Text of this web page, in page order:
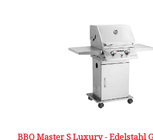
BBQ Master S Luxury - Edelstahl